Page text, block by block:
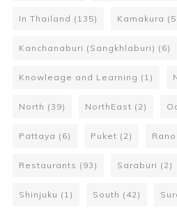
In Thailand (135) Kamakura
Kanchanaburi (Sangkhlaburi) (6)
Knowleage and Learning (1)
North (39) NorthEast (2)
Pattaya (6) Puket (2)
Restaurants (93) Saraburi (2)
Shinjuku (1) South (42)